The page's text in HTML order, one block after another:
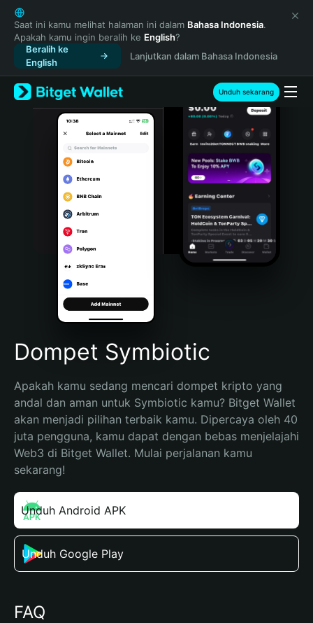
English
日本語
Tiếng Việt
Русский
Español (Latinoamérica)
Türkçe
Italiano
Português (Portugal)
Bahasa Indonesia
Português (Brasil)
Español (Argentina)
Saat ini kamu melihat halaman ini dalam Bahasa Indonesia.
Apakah kamu ingin beralih ke English?
Beralih ke
English
Lanjutkan dalam Bahasa Indonesia
Unduh sekarang
Dompet Symbiotic
Apakah kamu sedang mencari dompet kripto yang
andal dan aman untuk Symbiotic kamu? Bitget Wallet
akan menjadi pilihan terbaik kamu. Dipercaya oleh 40
juta pengguna, kamu dapat dengan bebas menjelajahi
Web3 di Bitget Wallet. Mulai perjalanan kamu
sekarang!
Unduh Android APK
Unduh Google Play
FAQ